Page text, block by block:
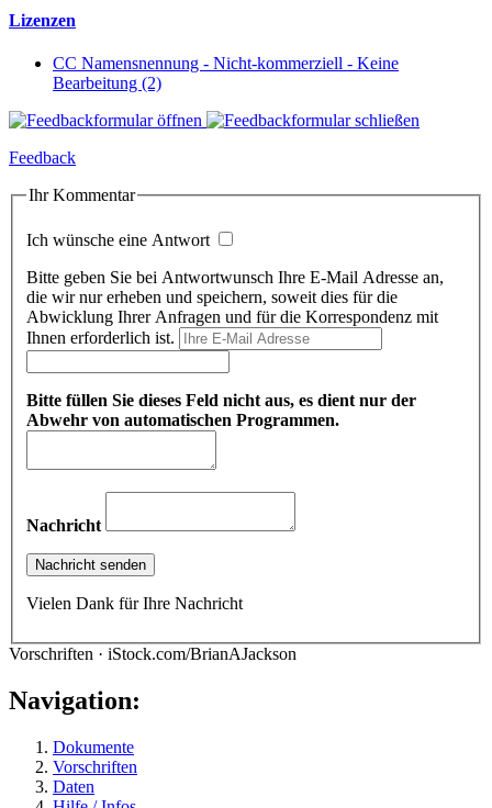
Lizenzen
CC Namensnennung - Nicht-kommerziell - Keine
Bearbeitung (2)
Feedback
Ihr Kommentar
Ich wünsche eine Antwort
Bitte geben Sie bei Antwortwunsch Ihre E-Mail Adresse an,
die wir nur erheben und speichern, soweit dies für die
Abwicklung Ihrer Anfragen und für die Korrespondenz mit
Ihnen erforderlich ist.
Bitte füllen Sie dieses Feld nicht aus, es dient nur der
Abwehr von automatischen Programmen.
Nachricht
Vielen Dank für Ihre Nachricht
Vorschriften · iStock.com/BrianAJackson
Navigation:
Dokumente
Vorschriften
Daten